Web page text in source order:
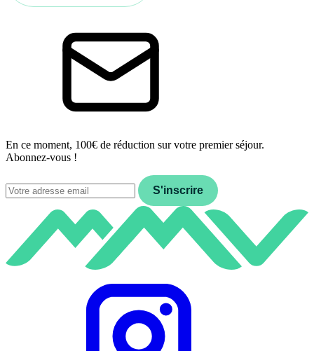
En ce moment, 100€ de réduction sur votre premier séjour.
Abonnez-vous !
Email
S'inscrire